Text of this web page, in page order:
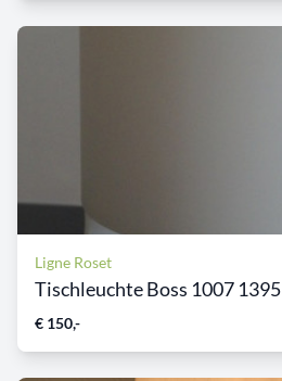
Ligne Roset
Tischleuchte Boss 1007 1395
€ 150,-